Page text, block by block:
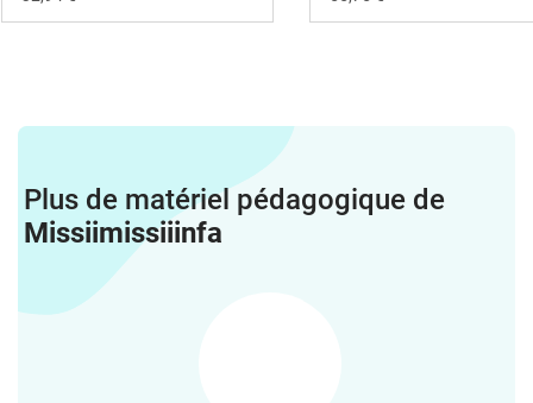
Plus de matériel pédagogique de
Missiimissiiinfa